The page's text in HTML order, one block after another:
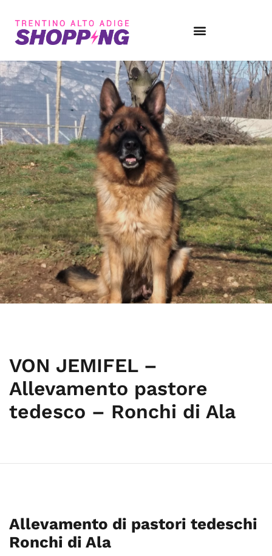
VON JEMIFEL –
Allevamento pastore
tedesco – Ronchi di Ala
Allevamento di pastori tedeschi
Ronchi di Ala